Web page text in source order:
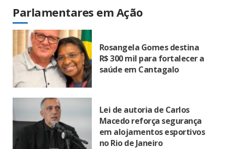
Parlamentares em Ação
Rosangela Gomes destina
R$ 300 mil para fortalecer a
saúde em Cantagalo
Lei de autoria de Carlos
Macedo reforça segurança
em alojamentos esportivos
no Rio de Janeiro